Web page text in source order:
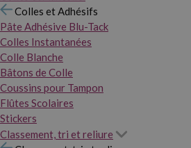
Colles et Adhésifs
Pâte Adhésive Blu-Tack
Colles Instantanées
Colle Blanche
Bâtons de Colle
Coussins pour Tampon
Flûtes Scolaires
Stickers
Classement, tri et reliure